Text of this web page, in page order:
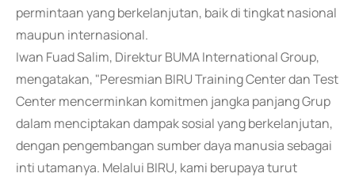
permintaan yang berkelanjutan, baik di tingkat nasional
maupun internasional.
Iwan Fuad Salim, Direktur BUMA International Group,
mengatakan, "Peresmian BIRU Training Center dan Test
Center mencerminkan komitmen jangka panjang Grup
dalam menciptakan dampak sosial yang berkelanjutan,
dengan pengembangan sumber daya manusia sebagai
inti utamanya. Melalui BIRU, kami berupaya turut